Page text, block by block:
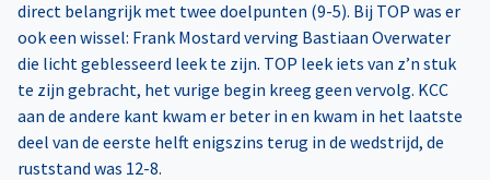
direct belangrijk met twee doelpunten (9-5). Bij TOP was er
ook een wissel: Frank Mostard verving Bastiaan Overwater
die licht geblesseerd leek te zijn. TOP leek iets van z’n stuk
te zijn gebracht, het vurige begin kreeg geen vervolg. KCC
aan de andere kant kwam er beter in en kwam in het laatste
deel van de eerste helft enigszins terug in de wedstrijd, de
ruststand was 12-8.